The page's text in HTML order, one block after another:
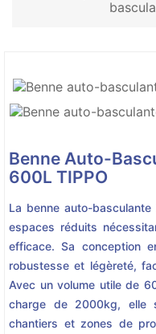
Benne Auto-
600L TIPPO
La benne auto-
espaces réduits
efficace. Sa conception
robustesse et légèreté,
Avec un volume utile de
charge de 2000kg, elle
chantiers et zones de